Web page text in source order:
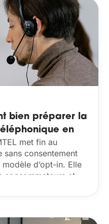
bien préparer la
en
met fin au
sans consentement
d’opt-in. Elle
consommateurs et
Bloctel. Cette